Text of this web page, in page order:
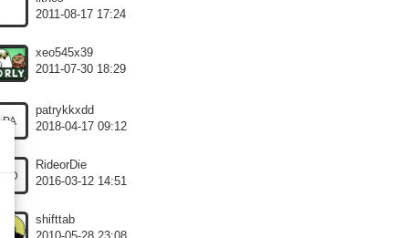
2011-08-17 17:24
xeo545x39
2011-07-30 18:29
PA
patrykkxdd
2018-04-17 09:12
RD
RideorDie
2016-03-12 14:51
shifttab